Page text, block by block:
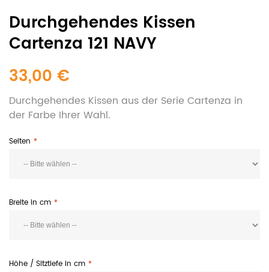
Durchgehendes Kissen
Cartenza 121 NAVY
33,00 €
Durchgehendes Kissen aus der Serie Cartenza in
der Farbe Ihrer Wahl.
Seiten
Breite in cm
Höhe / Sitztiefe in cm